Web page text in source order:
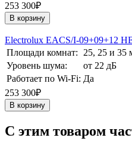
253 300₽
В корзину
Electrolux EACS/I-09+09+12
Площади комнат:
25, 25 и 35
Уровень шума:
от 22 дБ
Работает по Wi-Fi: Да
253 300₽
В корзину
C этим товаром